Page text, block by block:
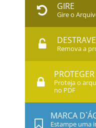
GIRE
Gire o
DESTRAVE
Remova a
PROTEGER
Proteja o
no PDF
MARCA
Estampe uma